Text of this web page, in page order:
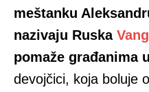
meštanku
nazivaju Ruska
pomaže građanima
devojčici, koja boluje